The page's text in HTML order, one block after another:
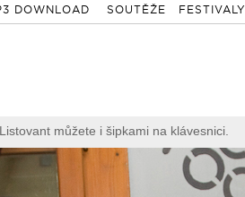
DOWNLOAD SOUTĚŽE FESTIVALY
můžete i šipkami na klávesnici.